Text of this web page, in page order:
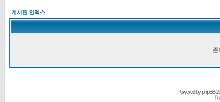
게시판 인덱스
존
Powered byphpBB